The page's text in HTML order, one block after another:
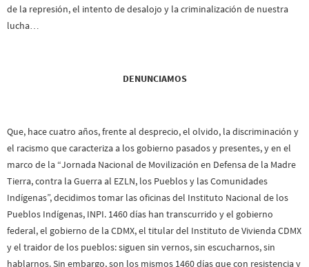
de la represión, el intento de desalojo y la criminalización de nuestra
lucha…
DENUNCIAMOS
Que, hace cuatro años, frente al desprecio, el olvido, la discriminación y
el racismo que caracteriza a los gobierno pasados y presentes, y en el
marco de la “Jornada Nacional de Movilización en Defensa de la Madre
Tierra, contra la Guerra al EZLN, los Pueblos y las Comunidades
Indígenas”, decidimos tomar las oficinas del Instituto Nacional de los
Pueblos Indígenas, INPI. 1460 días han transcurrido y el gobierno
federal, el gobierno de la CDMX, el titular del Instituto de Vivienda CDMX
y el traidor de los pueblos: siguen sin vernos, sin escucharnos, sin
hablarnos. Sin embargo, son los mismos 1460 días que con resistencia y